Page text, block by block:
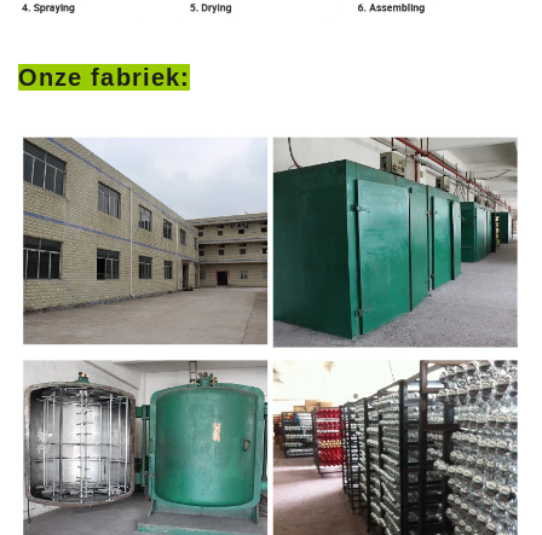
Onze fabriek: